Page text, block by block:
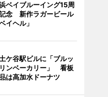
ベイブルーイング15周
念 新作ラガービール
ベイヘル」
ケ谷駅ビルに「ブルッ
ンベーカリー」 看板
は高加水ドーナツ